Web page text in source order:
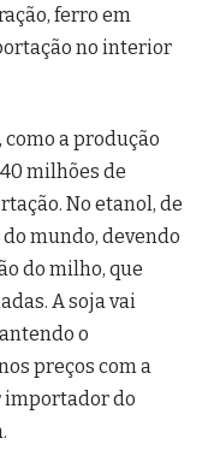
ferro em
no interior
como a produção
milhões de
No etanol, de
mundo, devendo
do milho, que
A soja vai
o
preços com a
importador do